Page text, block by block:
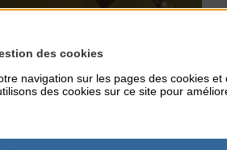
de Gaulle, le Passous et la
des cookies
navigation sur les pages des cookies et
des cookies sur ce site pour